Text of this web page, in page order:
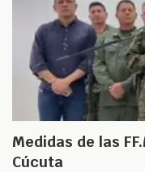
Medidas de las
Cúcuta